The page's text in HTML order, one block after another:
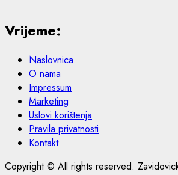
Vrijeme:
Naslovnica
O nama
Impressum
Marketing
Uslovi korištenja
Pravila privatnosti
Kontakt
Copyright © All rights reserved.